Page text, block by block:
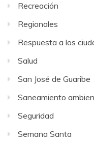
Recreación
Regionales
Respuesta a los
Salud
San José de Guaribe
Saneamiento
Seguridad
Semana Santa